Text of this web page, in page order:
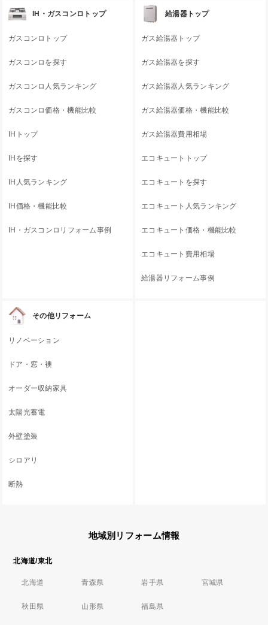
IH・ガスコンロトップ
ガスコンロトップ
ガスコンロを探す
ガスコンロ人気ランキング
ガスコンロ価格・機能比較
IHトップ
IHを探す
IH人気ランキング
IH価格・機能比較
IH・ガスコンロリフォーム事例
給湯器トップ
ガス給湯器トップ
ガス給湯器を探す
ガス給湯器人気ランキング
ガス給湯器価格・機能比較
ガス給湯器費用相場
エコキュートトップ
エコキュートを探す
エコキュート人気ランキング
エコキュート価格・機能比較
エコキュート費用相場
給湯器リフォーム事例
その他リフォーム
リノベーション
ドア・窓・襖
オーダー収納家具
太陽光蓄電
外壁塗装
シロアリ
断熱
地域別リフォーム情報
北海道/東北
北海道 青森県 岩手県 宮城県
秋田県 山形県 福島県